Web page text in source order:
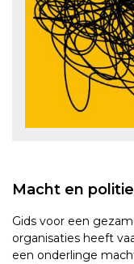
Macht en
Gids voor een
organisaties heeft
een onderlinge